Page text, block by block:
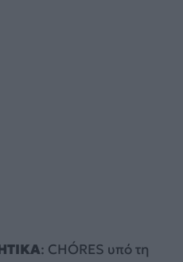
: CHÓRES υπό τη